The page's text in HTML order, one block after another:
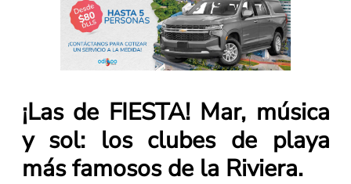
¡Las de FIESTA!Mar, música
y sol: los clubes de playa
más famosos de la Riviera.